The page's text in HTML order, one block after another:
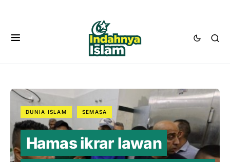
DUNIA ISLAM SEMASA
Hamas ikrar lawan